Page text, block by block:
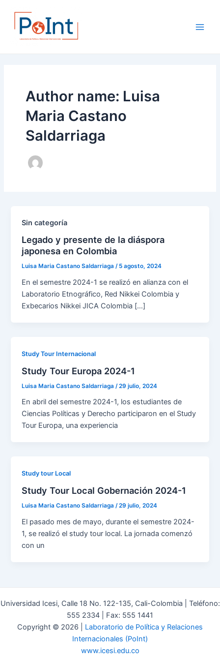
content
Author name: Luisa
Maria Castano
Saldarriaga
Sin categoría
Legado y presente de la diáspora
japonesa en Colombia
Luisa Maria Castano Saldarriaga/ 5 agosto, 2024
En el semestre 2024-1 se realizó en alianza con el
Laboratorio Etnográfico, Red Nikkei Colombia y
Exbecarios Nikkei JICA Colombia […]
Study Tour Internacional
Study Tour Europa 2024-1
Luisa Maria Castano Saldarriaga /29 julio, 2024
En abril del semestre 2024-1, los estudiantes de
Ciencias Políticas y Derecho participaron en el Study
Tour Europa, una experiencia
Study tour Local
Study Tour Local Gobernación 2024-1
Luisa Maria Castano Saldarriaga/29 julio, 2024
El pasado mes de mayo, durante el semestre 2024-
1, se realizó el study tour local. La jornada comenzó
con un
Universidad Icesi, Calle 18 No. 122-135, Cali-Colombia | Teléfono:
555 2334 | Fax: 555 1441
Copyright © 2026 | Laboratorio de Política y Relaciones
Internacionales (PoInt)
www.icesi.edu.co